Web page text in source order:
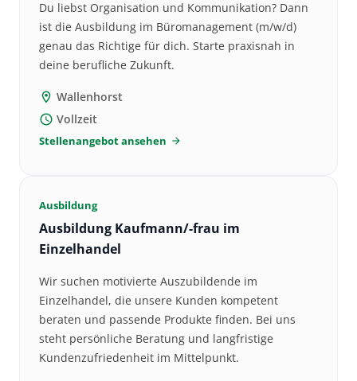
Du liebst Organisation und Kommunikation? Dann
ist die Ausbildung im Büromanagement (m/w/d)
genau das Richtige für dich. Starte praxisnah in
deine berufliche Zukunft.
location_on Wallenhorst
schedule Vollzeit
Stellenangebot ansehen arrow_forward
Ausbildung
Ausbildung Kaufmann/-frau im
Einzelhandel
Wir suchen motivierte Auszubildende im
Einzelhandel, die unsere Kunden kompetent
beraten und passende Produkte finden. Bei uns
steht persönliche Beratung und langfristige
Kundenzufriedenheit im Mittelpunkt.